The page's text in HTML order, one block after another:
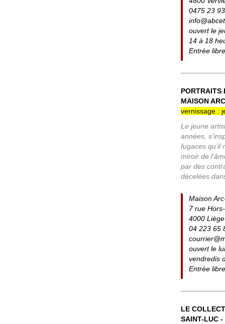
0475 23
ouvert le
14 à 18
Entrée libre
PORTRAITS
MAISON
vernissage :
Le jeune
années,
fugaces qu’il
miroir de
par des
décelées
Maison
7 rue
4000 Liège
04 223 65
ouvert le
vendredis
Entrée libre
LE
SAINT-LUC -